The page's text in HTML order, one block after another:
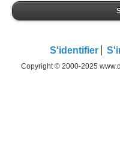
S'identifier
Copyright © 2000-2025